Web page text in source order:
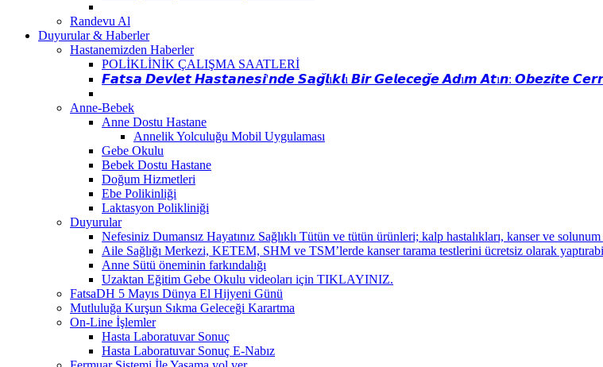
Randevu Al
Duyurular & Haberler
Hastanemizden Haberler
POLİKLİNİK ÇALIŞMA SAATLERİ
𝙁𝙖𝙩𝙨𝙖 𝘿𝙚𝙫𝙡𝙚𝙩 𝙃𝙖𝙨𝙩𝙖𝙣𝙚𝙨𝙞'𝙣𝙙𝙚 𝙎𝙖𝙜̆𝙡ı𝙠𝙡ı 𝘽𝙞𝙧 𝙂𝙚𝙡𝙚𝙘𝙚𝙜̆𝙚 𝘼𝙙ı𝙢 𝘼𝙩ı𝙣: 𝙊𝙗𝙚𝙯𝙞𝙩𝙚
Anne-Bebek
Anne Dostu Hastane
Annelik Yolculuğu Mobil Uygulaması
Gebe Okulu
Bebek Dostu Hastane
Doğum Hizmetleri
Ebe Polikinliği
Laktasyon Polikliniği
Duyurular
Nefesiniz Dumansız Hayatınız Sağlıklı Tütün ve tütün ürünleri; kalp hastalıkları, kanser ve
Aile Sağlığı Merkezi, KETEM, SHM ve TSM’lerde kanser tarama testlerini ücretsiz olarak
Anne Sütü öneminin farkındalığı
Uzaktan Eğitim Gebe Okulu videoları için TIKLAYINIZ.
FatsaDH 5 Mayıs Dünya El Hijyeni Günü
Mutluluğa Kurşun Sıkma Geleceği Karartma
On-Line İşlemler
Hasta Laboratuvar Sonuç
Hasta Laboratuvar Sonuç E-Nabız